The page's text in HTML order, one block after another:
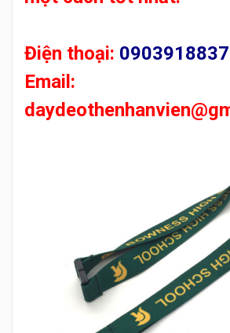
Điện thoại: 0903918837
Email:
daydeothenhanvien